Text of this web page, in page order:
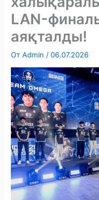
LAN-
аяқталды!
ОтAdmin/06.07.2026